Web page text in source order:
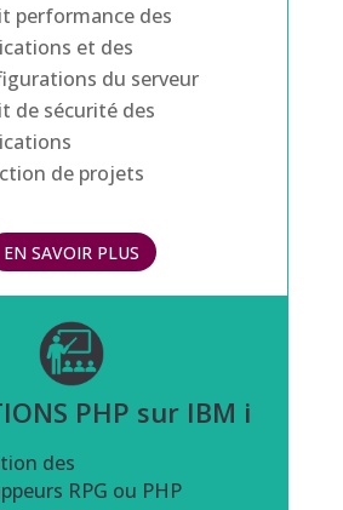
performance des
et des
du serveur
de sécurité des
de projets
EN SAVOIR PLUS
PHP sur IBM i
des
RPG ou PHP